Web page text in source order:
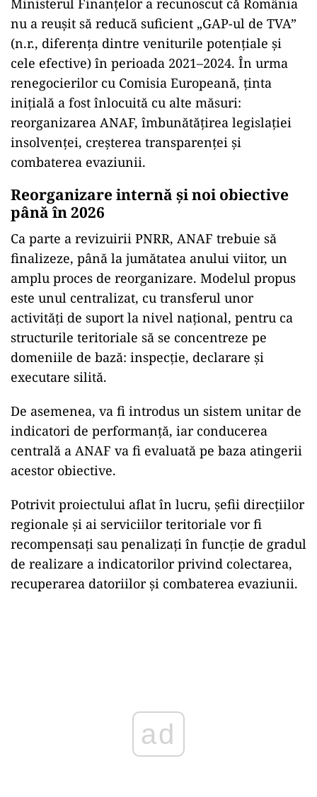
Ministerul Finanțelor a recunoscut că România
nu a reușit să reducă suficient „GAP-ul de TVA”
(n.r., diferența dintre veniturile potențiale și
cele efective) în perioada 2021–2024. În urma
renegocierilor cu Comisia Europeană, ținta
inițială a fost înlocuită cu alte măsuri:
reorganizarea ANAF, îmbunătățirea legislației
insolvenței, creșterea transparenței și
combaterea evaziunii.
Reorganizare internă și noi obiective
până în 2026
Ca parte a revizuirii PNRR, ANAF trebuie să
finalizeze, până la jumătatea anului viitor, un
amplu proces de reorganizare. Modelul propus
este unul centralizat, cu transferul unor
activități de suport la nivel național, pentru ca
structurile teritoriale să se concentreze pe
domeniile de bază: inspecție, declarare și
executare silită.
De asemenea, va fi introdus un sistem unitar de
indicatori de performanță, iar conducerea
centrală a ANAF va fi evaluată pe baza atingerii
acestor obiective.
Potrivit proiectului aflat în lucru, șefii direcțiilor
regionale și ai serviciilor teritoriale vor fi
recompensați sau penalizați în funcție de gradul
de realizare a indicatorilor privind colectarea,
recuperarea datoriilor și combaterea evaziunii.
ad